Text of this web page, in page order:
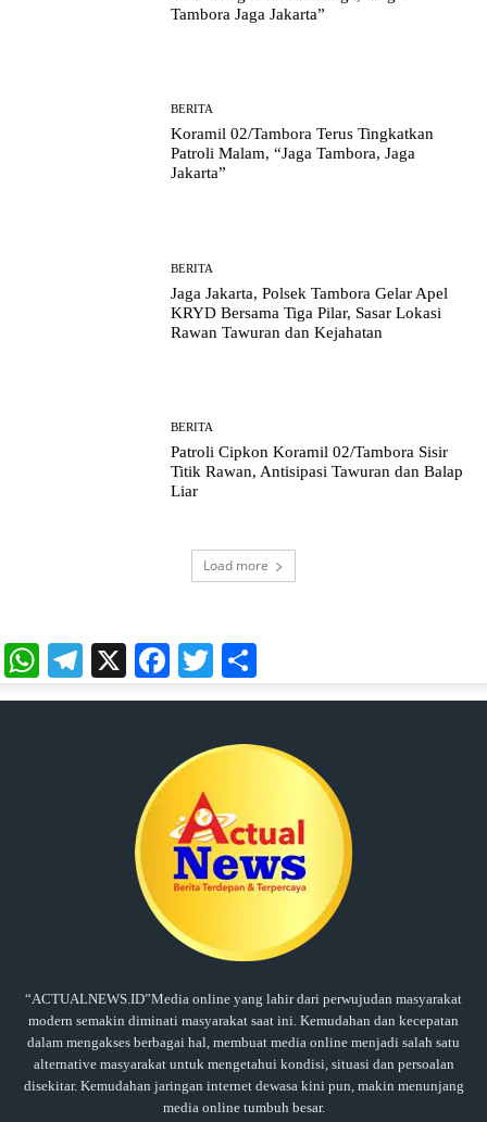
Tambora Jaga Jakarta”
BERITA
Koramil 02/Tambora Terus Tingkatkan
Patroli Malam, “Jaga Tambora, Jaga
Jakarta”
BERITA
Jaga Jakarta, Polsek Tambora Gelar Apel
KRYD Bersama Tiga Pilar, Sasar Lokasi
Rawan Tawuran dan Kejahatan
BERITA
Patroli Cipkon Koramil 02/Tambora Sisir
Titik Rawan, Antisipasi Tawuran dan Balap
Liar
Load more
WhatsApp
Telegram
X Facebook
Twitter
“ACTUALNEWS.ID”Media online yang lahir dari perwujudan masyarakat
modern semakin diminati masyarakat saat ini. Kemudahan dan kecepatan
dalam mengakses berbagai hal, membuat media online menjadi salah satu
alternative masyarakat untuk mengetahui kondisi, situasi dan persoalan
disekitar. Kemudahan jaringan internet dewasa kini pun, makin menunjang
media online tumbuh besar.